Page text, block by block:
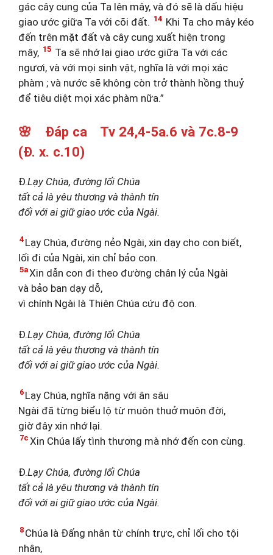
gác cây cung của Ta lên mây, và đó sẽ là dấu hiệu
giao ước giữa Ta với cõi đất. 14 Khi Ta cho mây kéo
đến trên mặt đất và cây cung xuất hiện trong
mây, 15 Ta sẽ nhớ lại giao ước giữa Ta với các
ngươi, và với mọi sinh vật, nghĩa là với mọi xác
phàm ; và nước sẽ không còn trở thành hồng thuỷ
để tiêu diệt mọi xác phàm nữa.”
🌸 Đáp ca Tv 24,4-5a.6 và 7c.8-9
(Đ. x. c.10)
Đ.Lạy Chúa, đường lối Chúa
tất cả là yêu thương và thành tín
đối với ai giữ giao ước của Ngài.
4 Lạy Chúa, đường nẻo Ngài, xin dạy cho con biết,
lối đi của Ngài, xin chỉ bảo con.
5aXin dẫn con đi theo đường chân lý của Ngài
và bảo ban dạy dỗ,
vì chính Ngài là Thiên Chúa cứu độ con.
Đ.Lạy Chúa, đường lối Chúa
tất cả là yêu thương và thành tín
đối với ai giữ giao ước của Ngài.
6 Lạy Chúa, nghĩa nặng với ân sâu
Ngài đã từng biểu lộ từ muôn thuở muôn đời,
giờ đây xin nhớ lại.
7c Xin Chúa lấy tình thương mà nhớ đến con cùng.
Đ.Lạy Chúa, đường lối Chúa
tất cả là yêu thương và thành tín
đối với ai giữ giao ước của Ngài.
8 Chúa là Đấng nhân từ chính trực, chỉ lối cho tội
nhân,